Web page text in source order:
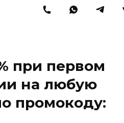
при первом
на любую
промокоду: